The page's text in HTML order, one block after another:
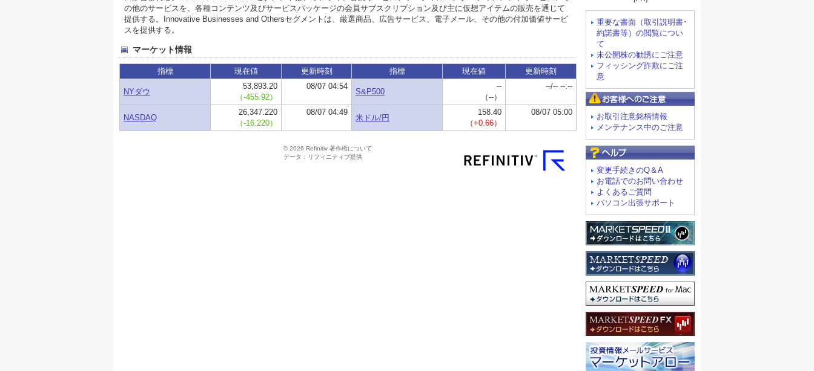
重要な書面（取引説明書･
約諾書等）の閲覧につい
て
未公開株の勧誘にご注意
フィッシング詐欺にご注
意
お取引注意銘柄情報
メンテナンス中のご注意
変更手続きのQ＆A
お電話でのお問い合わせ
よくあるご質問
パソコン出張サポート